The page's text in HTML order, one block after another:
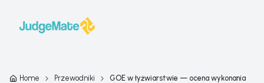
Home Przewodniki GOE w łyżwiarstwie — ocena wykonania